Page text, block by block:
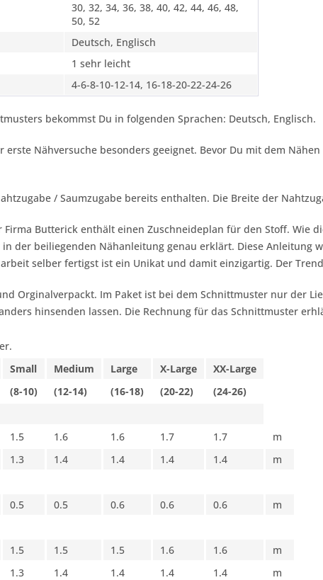
30, 32, 34, 36, 38, 40, 42, 44, 46, 48,
50, 52
Deutsch, Englisch
1 sehr leicht
4-6-8-10-12-14, 16-18-20-22-24-26
bekommst Du in folgenden Sprachen: Deutsch, Englisch.
erste Nähversuche besonders geeignet. Bevor Du mit dem
/ Saumzugabe bereits enthalten. Die Breite der
Firma Butterick enthält einen Zuschneideplan für den Stoff. Wie
der beiliegenden Nähanleitung genau erklärt. Diese Anleitung
selber fertigst ist ein Unikat und damit einzigartig. Der
Orginalverpackt. Im Paket ist bei dem Schnittmuster nur der
hinsenden lassen. Die Rechnung für das Schnittmuster
Small Medium Large X-Large
XX-Large
(8-10) (12-14) (16-18) (20-22)
(24-26)
1.5 1.6 1.6 1.7 1.7
m
1.3 1.4 1.4 1.4 1.4
m
0.5 0.5 0.6 0.6 0.6
m
1.5 1.5 1.5 1.6 1.6
m
1.3 1.4 1.4 1.4 1.4
m